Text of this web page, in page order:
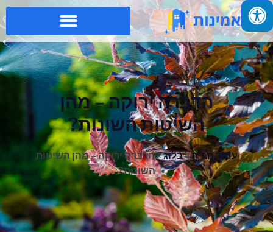
הדברה ירוקה – מהן
השיטות השונות?
עמוד הבית»בלוג»הדברה ירוקה – מהן השיטות
השונות?